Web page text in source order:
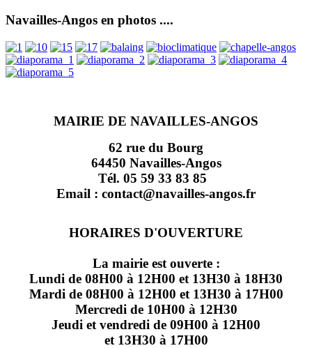
Navailles-Angos en photos ....
MAIRIE DE NAVAILLES-ANGOS
62 rue du Bourg
64450 Navailles-Angos
Tél. 05 59 33 83 85
Email : contact@navailles-angos.fr
HORAIRES D'OUVERTURE
La mairie est ouverte :
Lundi de 08H00 à 12H00 et 13H30 à 18H30
Mardi de 08H00 à 12H00 et 13H30 à 17H00
Mercredi de 10H00 à 12H30
Jeudi et vendredi de 09H00 à 12H00
et 13H30 à 17H00